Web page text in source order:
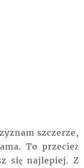
szczerze,
To przecież
się najlepiej. Z